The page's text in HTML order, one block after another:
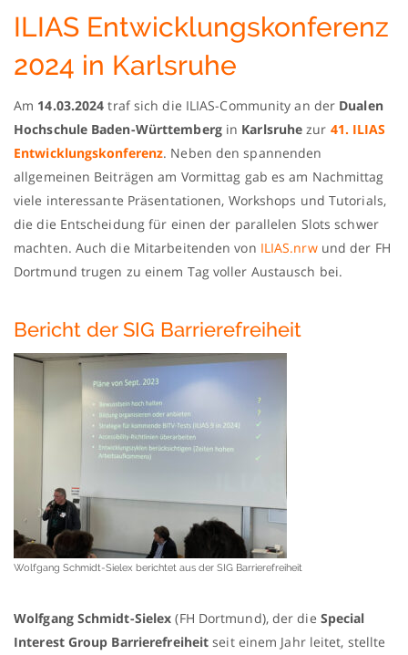
2024
in
ILIAS Entwicklungskonferenz
2024 in Karlsruhe
Am 14.03.2024 traf sich die ILIAS-Community an der Dualen
Hochschule Baden-Württembergin Karlsruhe zur 41. ILIAS
Entwicklungskonferenz. Neben den spannenden
allgemeinen Beiträgen am Vormittag gab es am Nachmittag
viele interessante Präsentationen, Workshops und Tutorials,
die die Entscheidung für einen der parallelen Slots schwer
machten. Auch die Mitarbeitenden von ILIAS.nrwund der FH
Dortmund trugen zu einem Tag voller Austausch bei.
Bericht der SIG Barrierefreiheit
Wolfgang Schmidt-Sielex berichtet aus der SIG Barrierefreiheit
Wolfgang Schmidt-Sielex (FH Dortmund), der die Special
Interest Group Barrierefreiheit seit einem Jahr leitet, stellte